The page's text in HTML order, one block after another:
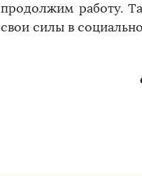
продолжим работу.
свои силы в